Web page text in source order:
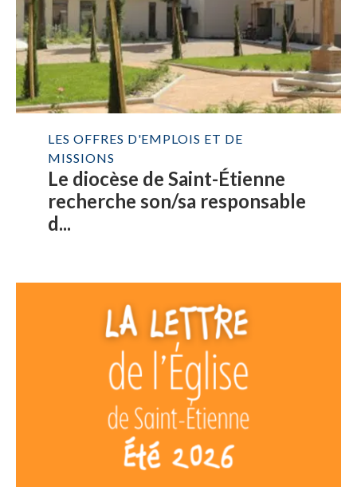
LES OFFRES D'EMPLOIS ET DE
MISSIONS
Le diocèse de Saint-Étienne
recherche son/sa responsable
d...